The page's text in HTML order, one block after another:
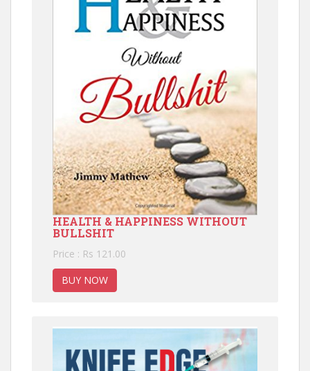
HEALTH & HAPPINESS WITHOUT
BULLSHIT
Price : Rs 121.00
BUY NOW